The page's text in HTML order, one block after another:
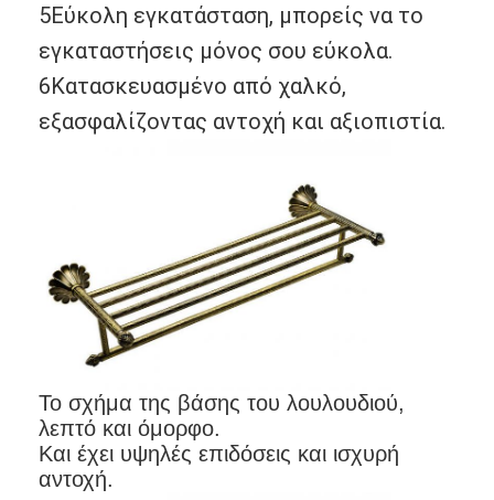
Προϊόντα
Βίντεο
5Εύκολη εγκατάσταση, μπορείς να το
εγκαταστήσεις μόνος σου εύκολα.
6Κατασκευασμένο από χαλκό,
εξασφαλίζοντας αντοχή και αξιοπιστία.
Το σχήμα της βάσης του λουλουδιού,
λεπτό και όμορφο.
Και έχει υψηλές επιδόσεις και ισχυρή
αντοχή.